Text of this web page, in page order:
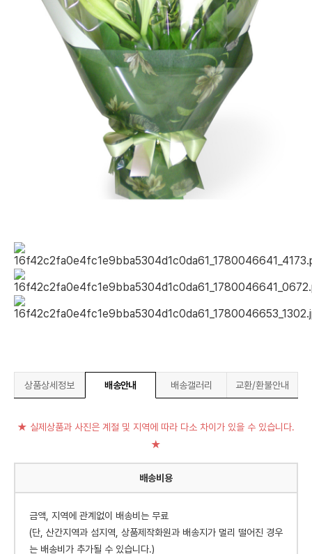
상품상세정보 배송안내 배송갤러리 교환/환불안내
★ 실제상품과 사진은 계절 및 지역에 따라 다소 차이가 있을 수 있습니다.
★
배송비용
금액, 지역에 관계없이 배송비는 무료
(단, 산간지역과 섬지역, 상품제작화원과 배송지가 멀리 떨어진 경우
는 배송비가 추가될 수 있습니다.)